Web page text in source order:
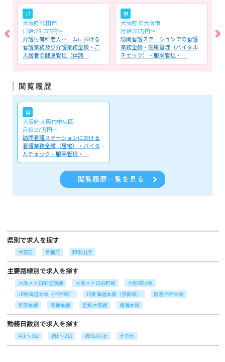
パ
大阪府 吹田市
日給:28,075円～
介護付有料老人ホームにおける
看護業務及び介護業務全般・ご
入居者の健康管理（体調…
常
大阪府 東大阪市
月給:30万円～
訪問看護ステーションでの看護
業務全般・健康管理（バイタル
チェック）・服薬管理・…
常
大阪府 大阪市中央区
月給:27万円～
訪問看護ステーションにおける
看護業務全般（居宅）・バイタ
ルチェック・服薬管理・…
県別で求人を探す
大阪府 京都府 和歌山県
主要路線別で求人を探す
大阪メトロ御堂筋線 大阪メトロ谷町線
大阪環状線
JR東海道本線（神戸線）
JR東海道本線（京都線）
阪急神戸本線
京阪本線
阪神本線 近鉄大阪線 南海本線
勤務日数別で求人を探す
月1～3日 週1～2日 週3日以上 その他